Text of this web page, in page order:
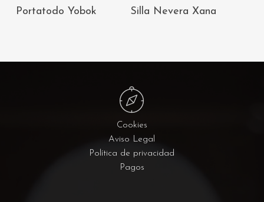
AÑADIR AL
Portatodo Yobok
AÑADIR AL
Silla Nevera Xana
Cookies
Aviso Legal
Política de privacidad
Pagos